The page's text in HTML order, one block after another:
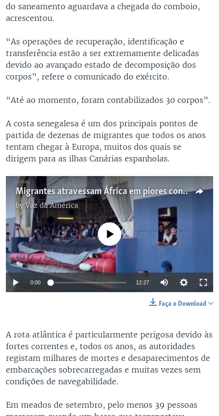
do saneamento aguardava a chegada do comboio,
acrescentou.
“As operações de recuperação, identificação e
transferência estão a ser extremamente delicadas
devido ao avançado estado de decomposição dos
corpos”, refere o comunicado do exército.
“Até ao momento, foram contabilizados 30 corpos”.
A costa senegalesa é um dos principais pontos de
partida de dezenas de migrantes que todos os anos
tentam chegar à Europa, muitos dos quais se
dirigem para as ilhas Canárias espanholas.
Migrantes atravessam África em piores condições
byVoz da América
No media source currently available
0:00 12:27
Faça o Download
A rota atlântica é particularmente perigosa devido às
fortes correntes e, todos os anos, as autoridades
registam milhares de mortes e desaparecimentos de
embarcações sobrecarregadas e muitas vezes sem
condições de navegabilidade.
Em meados de setembro, pelo menos 39 pessoas